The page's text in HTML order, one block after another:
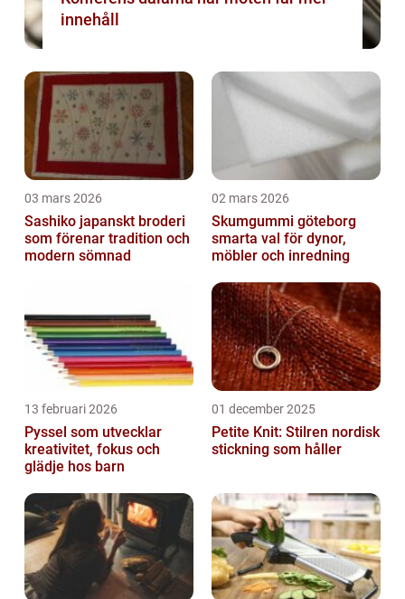
innehåll
03 mars 2026
Sashiko japanskt broderi
som förenar tradition och
modern sömnad
02 mars 2026
Skumgummi göteborg
smarta val för dynor,
möbler och inredning
13 februari 2026
Pyssel som utvecklar
kreativitet, fokus och
glädje hos barn
01 december 2025
Petite Knit: Stilren nordisk
stickning som håller